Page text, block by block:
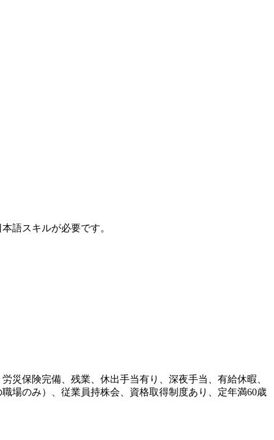
語スキルが必要です。
保険完備、残業、休出手当有り、深夜手当、有給休暇、
場のみ）、従業員持株会、資格取得制度あり、定年満60歳